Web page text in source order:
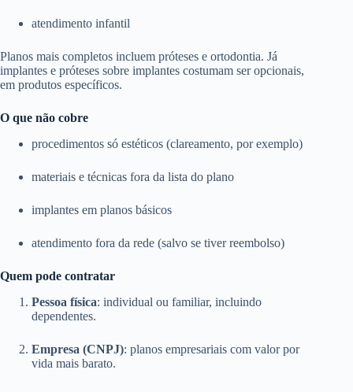
atendimento infantil
Planos mais completos incluem próteses e ortodontia. Já
implantes e próteses sobre implantes costumam ser opcionais,
em produtos específicos.
O que não cobre
procedimentos só estéticos (clareamento, por exemplo)
materiais e técnicas fora da lista do plano
implantes em planos básicos
atendimento fora da rede (salvo se tiver reembolso)
Quem pode contratar
Pessoa física: individual ou familiar, incluindo
dependentes.
Empresa (CNPJ): planos empresariais com valor por
vida mais barato.